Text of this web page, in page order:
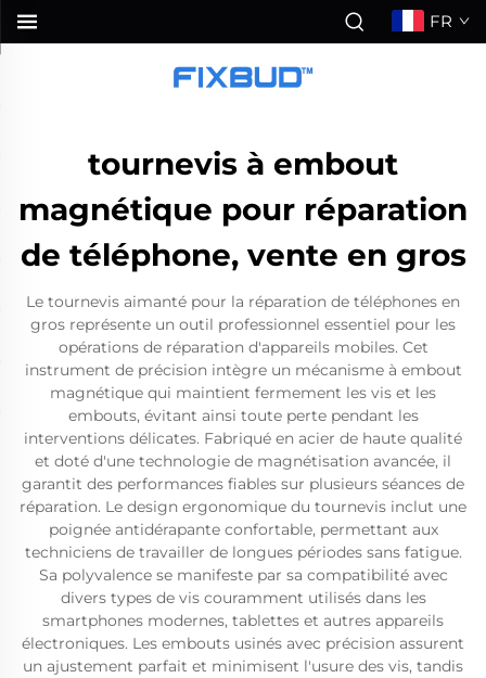
FR
tournevis à embout
magnétique pour réparation
de téléphone, vente en gros
Le tournevis aimanté pour la réparation de téléphones en
gros représente un outil professionnel essentiel pour les
opérations de réparation d'appareils mobiles. Cet
instrument de précision intègre un mécanisme à embout
magnétique qui maintient fermement les vis et les
embouts, évitant ainsi toute perte pendant les
interventions délicates. Fabriqué en acier de haute qualité
et doté d'une technologie de magnétisation avancée, il
garantit des performances fiables sur plusieurs séances de
réparation. Le design ergonomique du tournevis inclut une
poignée antidérapante confortable, permettant aux
techniciens de travailler de longues périodes sans fatigue.
Sa polyvalence se manifeste par sa compatibilité avec
divers types de vis couramment utilisés dans les
smartphones modernes, tablettes et autres appareils
électroniques. Les embouts usinés avec précision assurent
un ajustement parfait et minimisent l'usure des vis, tandis